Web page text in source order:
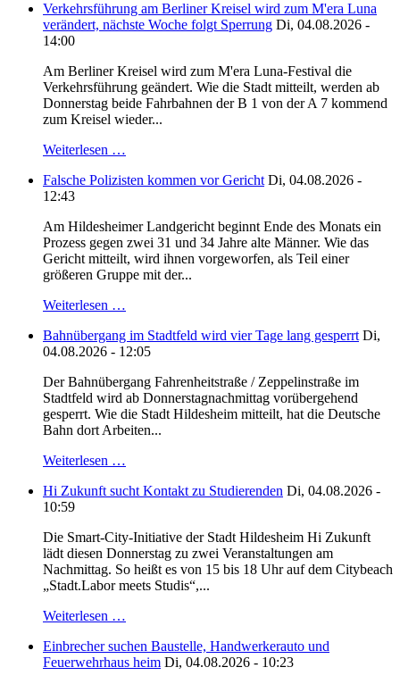
Verkehrsführung am Berliner Kreisel wird zum M'era Luna
verändert, nächste Woche folgt Sperrung Di, 04.08.2026 -
14:00
Am Berliner Kreisel wird zum M'era Luna-Festival die
Verkehrsführung geändert. Wie die Stadt mitteilt, werden ab
Donnerstag beide Fahrbahnen der B 1 von der A 7 kommend
zum Kreisel wieder...
Weiterlesen …
Falsche Polizisten kommen vor Gericht Di, 04.08.2026 -
12:43
Am Hildesheimer Landgericht beginnt Ende des Monats ein
Prozess gegen zwei 31 und 34 Jahre alte Männer. Wie das
Gericht mitteilt, wird ihnen vorgeworfen, als Teil einer
größeren Gruppe mit der...
Weiterlesen …
Bahnübergang im Stadtfeld wird vier Tage lang gesperrt Di,
04.08.2026 - 12:05
Der Bahnübergang Fahrenheitstraße / Zeppelinstraße im
Stadtfeld wird ab Donnerstagnachmittag vorübergehend
gesperrt. Wie die Stadt Hildesheim mitteilt, hat die Deutsche
Bahn dort Arbeiten...
Weiterlesen …
Hi Zukunft sucht Kontakt zu Studierenden Di, 04.08.2026 -
10:59
Die Smart-City-Initiative der Stadt Hildesheim Hi Zukunft
lädt diesen Donnerstag zu zwei Veranstaltungen am
Nachmittag. So heißt es von 15 bis 18 Uhr auf dem Citybeach
„Stadt.Labor meets Studis“,...
Weiterlesen …
Einbrecher suchen Baustelle, Handwerkerauto und
Feuerwehrhaus heim Di, 04.08.2026 - 10:23